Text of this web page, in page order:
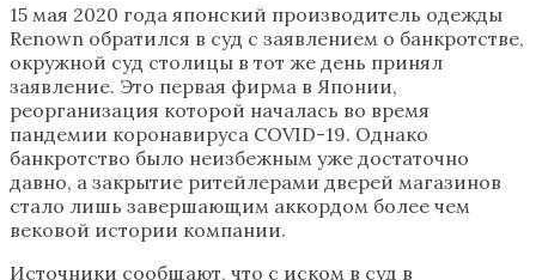
15 мая 2020 года японский производитель одежды
Renown обратился в суд с заявлением о банкротстве,
окружной суд столицы в тот же день принял
заявление. Это первая фирма в Японии,
реорганизация которой началась во время
пандемии коронавируса COVID-19. Однако
банкротство было неизбежным уже достаточно
давно, а закрытие ритейлерами дверей магазинов
стало лишь завершающим аккордом более чем
вековой истории компании.
Источники сообщают, что с иском в суд в